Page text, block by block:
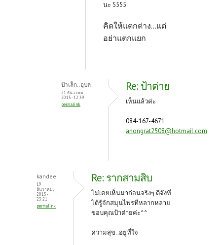
นะ 5555
คิดให้แตกต่าง...แต่
อย่าแตกแยก
ป้าเล็ก..อุบล
21 ธันวาคม,
2015 - 12:39
permalink
Re: ป้าต่าย
เห็นแล้วค่ะ
084-167-4671
anongrat2508@hotmail.com
kandee
19
ธันวาคม,
2015 -
23:21
permalink
Re: รากสามสิบ
ไม่เคยเห็นมาก่อนจริงๆ ดีจังที่
ได้รู้จักสมุนไพรที่หลากหลาย
ขอบคุณป้าต่ายค่ะ^^
ความสุข..อยู่ที่ใจ